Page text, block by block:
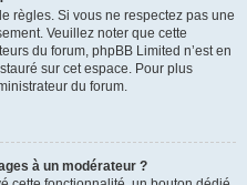
règles. Si vous ne respectez pas une
Veuillez noter que cette
du forum, phpBB Limited n’est en
sur cet espace. Pour plus
du forum.
à un modérateur ?